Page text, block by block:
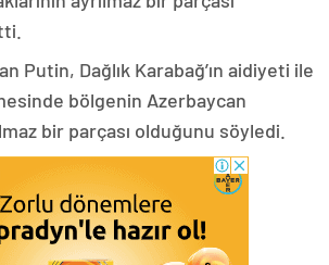
Putin, Dağlık Karabağ’ın aidiyeti ile
bölgenin Azerbaycan
bir parçası olduğunu söyledi.